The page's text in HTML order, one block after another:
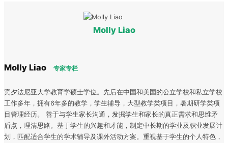
Molly Liao
Molly Liao 专家专栏
宾夕法尼亚大学教育学硕士学位。先后在中国和美国的公立学校和私立学校
工作多年，拥有6年多的教学，学生辅导，大型教学类项目，暑期研学类项
目管理经历。 善于与学生家长沟通，发掘学生和家长的真正需求和思维矛
盾点，理清思路。基于学生的兴趣和才能，制定中长期的学业及职业发展计
划，匹配适合学生的学术辅导及课外活动方案。重视基于学生的个人特色，